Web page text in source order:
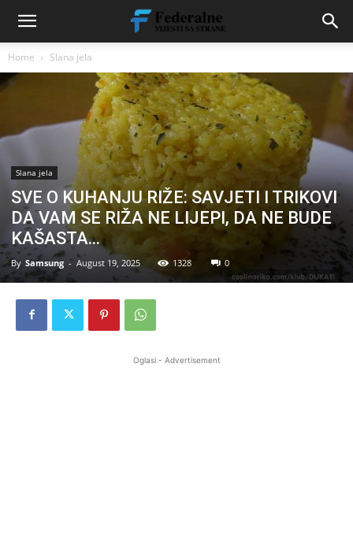
Home Slana jela
Slana jela
SVE O KUHANJU RIŽE: SAVJETI I TRIKOVI
DA VAM SE RIŽA NE LIJEPI, DA NE BUDE
KAŠASTA…
By Samsung - August 19, 2025 1328 0
Oglasi - Advertisement